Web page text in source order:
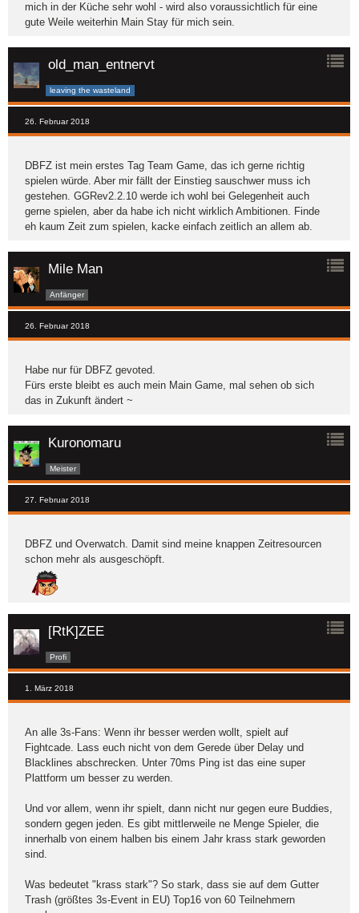
mich in der Küche sehr wohl - wird also voraussichtlich für eine
gute Weile weiterhin Main Stay für mich sein.
old_man_entnervt
leaving the wasteland
26. Februar 2018
DBFZ ist mein erstes Tag Team Game, das ich gerne richtig
spielen würde. Aber mir fällt der Einstieg sauschwer muss ich
gestehen. GGRev2.2.10 werde ich wohl bei Gelegenheit auch
gerne spielen, aber da habe ich nicht wirklich Ambitionen. Finde
eh kaum Zeit zum spielen, kacke einfach zeitlich an allem ab.
Mile Man
Anfänger
26. Februar 2018
Habe nur für DBFZ gevoted.
Fürs erste bleibt es auch mein Main Game, mal sehen ob sich
das in Zukunft ändert ~
Kuronomaru
Meister
27. Februar 2018
DBFZ und Overwatch. Damit sind meine knappen Zeitresourcen
schon mehr als ausgeschöpft.
[RtK]ZEE
Profi
1. März 2018
An alle 3s-Fans: Wenn ihr besser werden wollt, spielt auf
Fightcade. Lass euch nicht von dem Gerede über Delay und
Blacklines abschrecken. Unter 70ms Ping ist das eine super
Plattform um besser zu werden.
Und vor allem, wenn ihr spielt, dann nicht nur gegen eure Buddies,
sondern gegen jeden. Es gibt mittlerweile ne Menge Spieler, die
innerhalb von einem halben bis einem Jahr krass stark geworden
sind.
Was bedeutet "krass stark"? So stark, dass sie auf dem Gutter
Trash (größtes 3s-Event in EU) Top16 von 60 Teilnehmern